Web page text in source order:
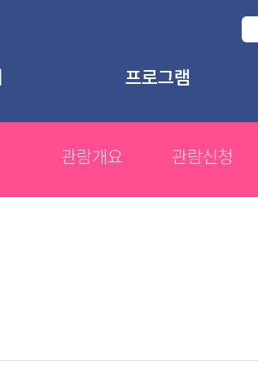
프로그램
부대행사
관람개요 관람신청